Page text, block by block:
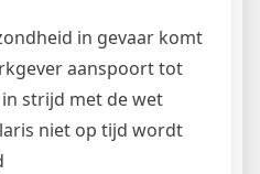
in gevaar komt
aanspoort tot
strijd met de wet
niet op tijd wordt